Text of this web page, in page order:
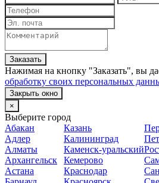
Заказать
Нажимая на кнопку "Заказать", вы
обработку своих персональных
Закрыть окно
×
Выберите город
Абакан
Адлер
Алматы
Архангельск
Астана
Казань
Калининград
Каменск-уральский
Кемерово
Краснодар